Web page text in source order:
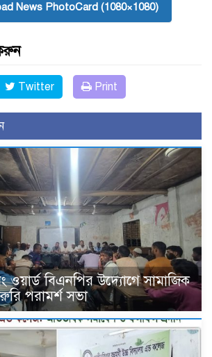
News PhotoCard (1080×1080)
Twitter Print
ওয়ার্ড বিএনপির উদ্যোগে সামাজিক
পরামর্শ সভা